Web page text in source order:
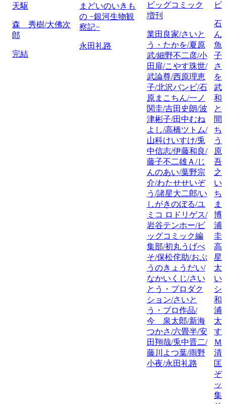
天駆
森 秀樹/大佛次
郎
完結
まどいのいきも
の −銀河生物観
察記−
永田礼路
ビッグコミック
増刊
業田良家/さいと
う・たかを/夏原
武/細野不二彦/小
田扉/こやす珠世/
武論尊/西原理恵
子/北沢バンビ/石
原まこちん/一ノ
関圭/吉田史朗/波
津彬子/田中むね
よし/高橋ツトム/
山科けいすけ/兎
中信志/伊藤和良/
藤子不二雄Ａ/じ
んのあい/葉野宗
介/わたせせいぞ
う/諸星大二郎/い
しがきのぼる/ユ
ミコ ロドリゲス/
岩谷テンホー/ビ
ッグコミック編
集部/初丸うげべ
そ/保松侘助/おぷ
うのきょうだい/
なかいくじ/さい
とう・プロダク
ション/さいと
う・プロ作品/
今 泉太郎/新海
つかさ/六畳半/安
田翔哉/兎中晋二/
藤川よつ葉/雨野
小夜/永田礼路
ビ
石
ん
魚
子
さ
を
武/
和
と
間
ち
う
原
吾/
之
い
ち
ま
博/
浦
圭/
高
星/
太
い
シ
和
浦
太
す
Ｍ
清
匡
ぞ
ッ
集